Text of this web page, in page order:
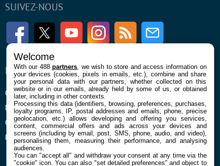
SUIVEZ-NOUS
FacebookTwitter Youtube InstagramRSS Newsletter
ENTREPRISE
Qui sommes nous
Mentions légales et CGU
Confidentialité et Cookies
Préférences cookies
À PROPOS
La rédaction
Contact
Welcome
With our 488partners , we wish to store and access information on
your devices (cookies, pixels in emails, etc.), combine and share
your personal data with our partners, whether collected on this
website or in our emails, already held by some of us, or obtained
later, including in other contexts.
Processing this data (identifiers, browsing, preferences, purchases,
loyalty programs, IP, postal addresses and emails, phone, precise
geolocation, etc.) allows developing and offering you services,
content, commercial offers and ads across your devices and
screens (including by email, post, SMS, phone, audio, and video),
personalising them, measuring their performance, and analysing
audiences.
You can "accept all" and withdraw your consent at any time via the
"cookie" icon. You can also "set detailed preferences" and object to